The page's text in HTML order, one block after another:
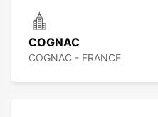
COGNAC
COGNAC - FRANCE